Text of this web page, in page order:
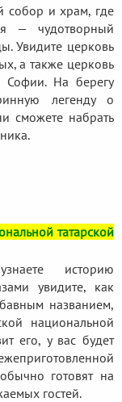
собор и храм, где
— чудотворный
Увидите церковь
а также церковь
На берегу
легенду о
сможете набрать
татарской
историю
увидите, как
названием,
национальной
его, у вас будет
готовят на
гостей.